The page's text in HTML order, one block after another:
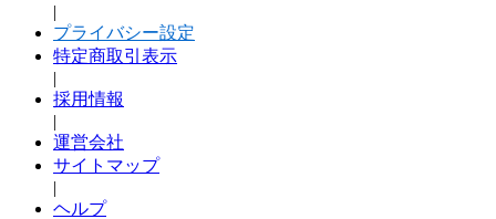
|
プライバシー設定
特定商取引表示
|
採用情報
|
運営会社
サイトマップ
|
ヘルプ